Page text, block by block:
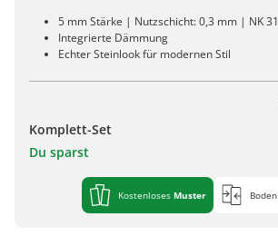
5 mm Stärke | Nutzschicht: 0,3 mm | NK 31
Integrierte Dämmung
Echter Steinlook für modernen Stil
Komplett-Set
Du sparst
Kostenloses Muster Boden